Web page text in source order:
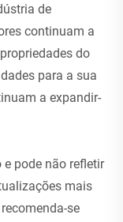
de
continuam a
do
para a sua
a expandir-
e pode não refletir
mais
se